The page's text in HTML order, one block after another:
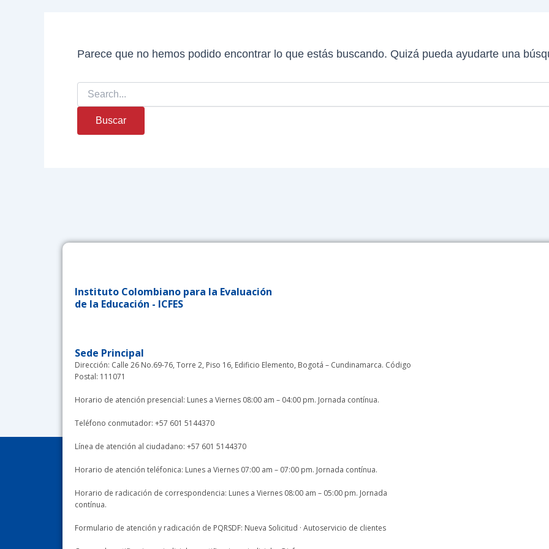
Parece que no hemos podido encontrar lo que estás buscando. Quizá pueda ayudarte una
Instituto Colombiano para la Evaluación
de la Educación - ICFES
Sede Principal
Dirección: Calle 26 No.69-76, Torre 2, Piso 16, Edificio Elemento, Bogotá – Cundinamarca. Código
Postal: 111071
Horario de atención presencial: Lunes a Viernes 08:00 am – 04:00 pm. Jornada contínua.
Teléfono conmutador: +57 601 5144370
Línea de atención al ciudadano: +57 601 5144370
Horario de atención teléfonica: Lunes a Viernes 07:00 am – 07:00 pm. Jornada contínua.
Horario de radicación de correspondencia: Lunes a Viernes 08:00 am – 05:00 pm. Jornada
contínua.
Formulario de atención y radicación de PQRSDF: Nueva Solicitud · Autoservicio de clientes